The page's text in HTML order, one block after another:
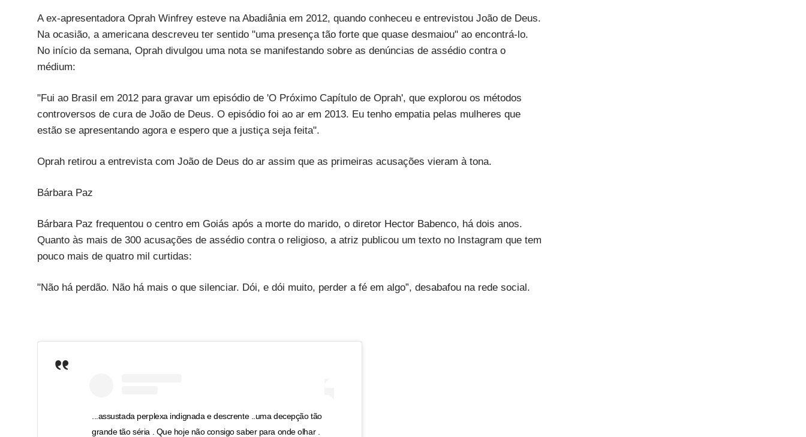
A ex-apresentadora Oprah Winfrey esteve na Abadiânia em 2012, quando conheceu e entrevistou João de Deus.
Na ocasião, a americana descreveu ter sentido "uma presença tão forte que quase desmaiou" ao encontrá-lo.
No início da semana, Oprah divulgou uma nota se manifestando sobre as denúncias de assédio contra o
médium:
"Fui ao Brasil em 2012 para gravar um episódio de 'O Próximo Capítulo de Oprah', que explorou os métodos
controversos de cura de João de Deus. O episódio foi ao ar em 2013. Eu tenho empatia pelas mulheres que
estão se apresentando agora e espero que a justiça seja feita".
Oprah retirou a entrevista com João de Deus do ar assim que as primeiras acusações vieram à tona.
Bárbara Paz
Bárbara Paz frequentou o centro em Goiás após a morte do marido, o diretor Hector Babenco, há dois anos.
Quanto às mais de 300 acusações de assédio contra o religioso, a atriz publicou um texto no Instagram que tem
pouco mais de quatro mil curtidas:
"Não há perdão. Não há mais o que silenciar. Dói, e dói muito, perder a fé em algo”, desabafou na rede social.
...assustada perplexa indignada e descrente ..uma decepção tão
grande tão séria . Que hoje não consigo saber para onde olhar .